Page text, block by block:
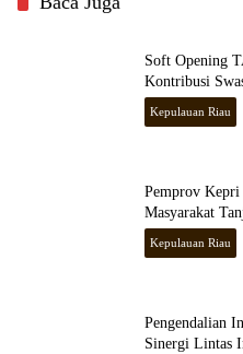
Soft Opening
Kontribusi
Kepulauan Riau
Pemprov Kepri
Masyarakat
Kepulauan Riau
Pengendalian
Sinergi Lintas